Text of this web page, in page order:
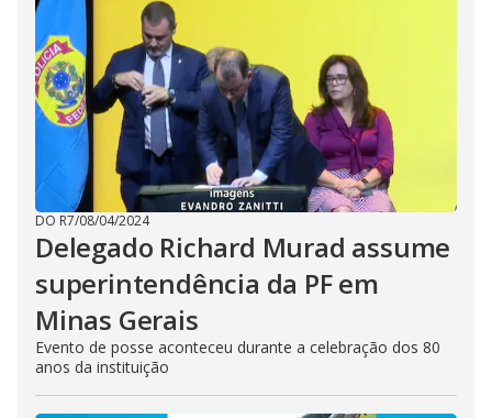
DO R7/08/04/2024
Delegado Richard Murad assume
superintendência da PF em
Minas Gerais
Evento de posse aconteceu durante a celebração dos 80
anos da instituição